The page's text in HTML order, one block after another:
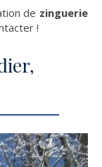
de zinguerie
!